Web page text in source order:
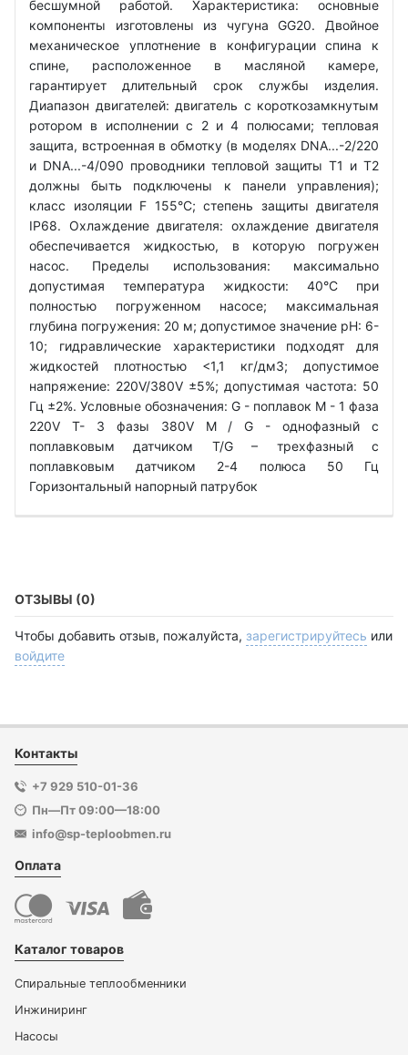
бесшумной работой. Характеристика: основные
компоненты изготовлены из чугуна GG20. Двойное
механическое уплотнение в конфигурации спина к
спине, расположенное в масляной камере,
гарантирует длительный срок службы изделия.
Диапазон двигателей: двигатель с короткозамкнутым
ротором в исполнении с 2 и 4 полюсами; тепловая
защита, встроенная в обмотку (в моделях DNA...-2/220
и DNA...-4/090 проводники тепловой защиты T1 и T2
должны быть подключены к панели управления);
класс изоляции F 155°C; степень защиты двигателя
IP68. Охлаждение двигателя: охлаждение двигателя
обеспечивается жидкостью, в которую погружен
насос. Пределы использования: максимально
допустимая температура жидкости: 40°C при
полностью погруженном насосе; максимальная
глубина погружения: 20 м; допустимое значение рН: 6-
10; гидравлические характеристики подходят для
жидкостей плотностью <1,1 кг/дм3; допустимое
напряжение: 220V/380V ±5%; допустимая частота: 50
Гц ±2%. Условные обозначения: G - поплавок М - 1 фаза
220V Т- 3 фазы 380V M / G - однофазный с
поплавковым датчиком T/G – трехфазный с
поплавковым датчиком 2-4 полюса 50 Гц
Горизонтальный напорный патрубок
ОТЗЫВЫ (0)
Чтобы добавить отзыв, пожалуйста, зарегистрируйтесь или
войдите
Контакты
+7 929 510-01-36
Пн—Пт 09:00—18:00
info@sp-teploobmen.ru
Оплата
Каталог товаров
Спиральные теплообменники
Инжиниринг
Насосы